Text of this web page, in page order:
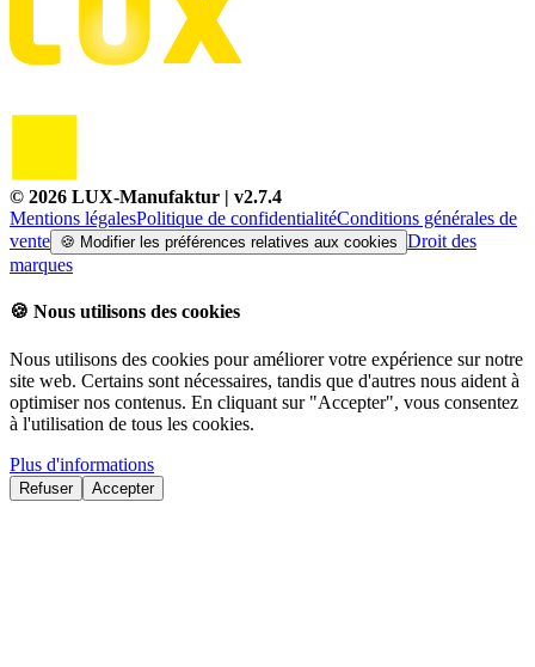
© 2026 LUX-Manufaktur | v2.7.4
Mentions légalesPolitique de confidentialitéConditions générales de
vente 🍪 Modifier les préférences relatives aux cookies Droit des
marques
🍪 Nous utilisons des cookies
Nous utilisons des cookies pour améliorer votre expérience sur notre
site web. Certains sont nécessaires, tandis que d'autres nous aident à
optimiser nos contenus. En cliquant sur "Accepter", vous consentez
à l'utilisation de tous les cookies.
Plus d'informations
Refuser Accepter